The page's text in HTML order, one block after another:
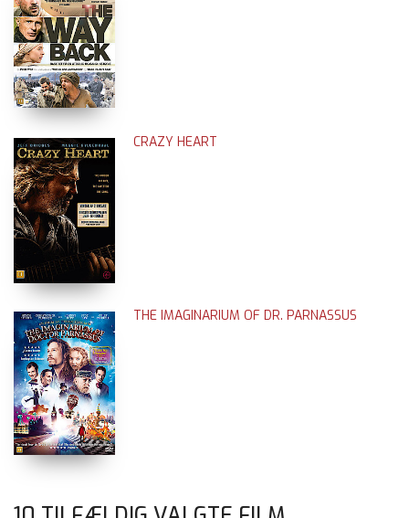
CRAZY HEART
THE IMAGINARIUM OF DR. PARNASSUS